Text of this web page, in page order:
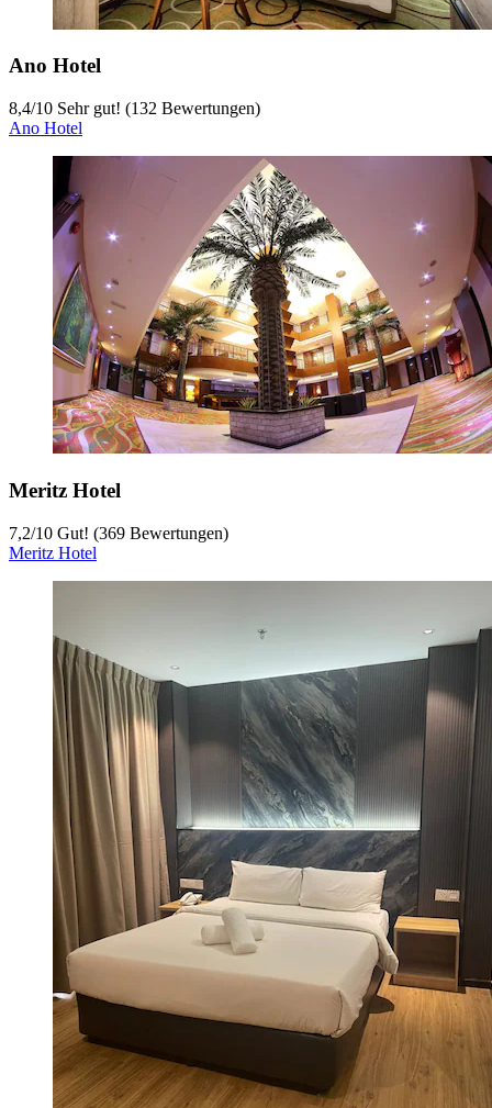
Ano Hotel
8,4/10 Sehr gut! (132 Bewertungen)
Ano Hotel
Meritz Hotel
7,2/10 Gut! (369 Bewertungen)
Meritz Hotel